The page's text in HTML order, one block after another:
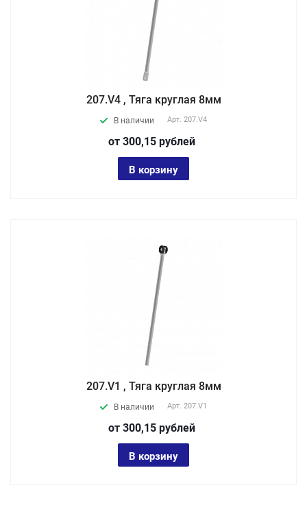
207.V4 , Тяга круглая 8мм
В наличии Арт. 207.V4
от 300,15 рублей
В корзину
207.V1 , Тяга круглая 8мм
В наличии Арт. 207.V1
от 300,15 рублей
В корзину